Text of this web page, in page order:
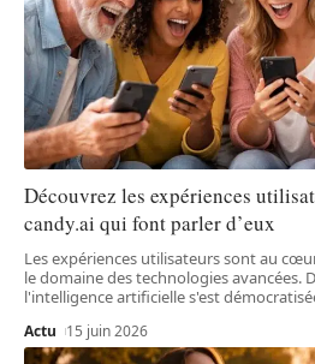
Découvrez les expériences
candy.ai qui font parler d’eux
Les expériences utilisateurs sont au
le domaine des technologies avancées.
l'intelligence artificielle s'est
Actu 15 juin 2026